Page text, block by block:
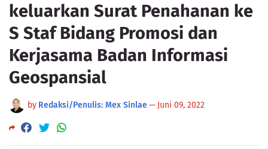
keluarkan Surat Penahanan ke
S Staf Bidang Promosi dan
Kerjasama Badan Informasi
Geospansial
by Redaksi/Penulis: Mex Sinlae— Juni 09, 2022